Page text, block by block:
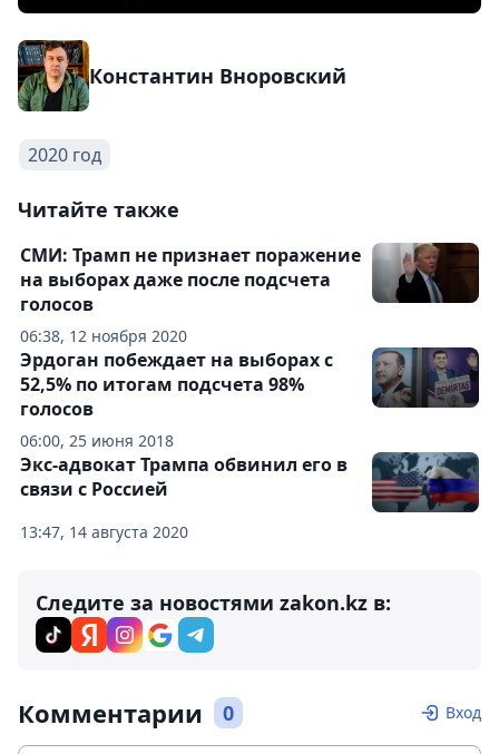
Константин Вноровский
2020 год
Читайте также
06:38, 12 ноября 2020
СМИ: Трамп не признает поражение
на выборах даже после подсчета
голосов
06:00, 25 июня 2018
Эрдоган побеждает на выборах с
52,5% по итогам подсчета 98%
голосов
13:47, 14 августа 2020
Экс-адвокат Трампа обвинил его в
связи с Россией
Следите за новостями zakon.kz в:
Комментарии 0 Вход